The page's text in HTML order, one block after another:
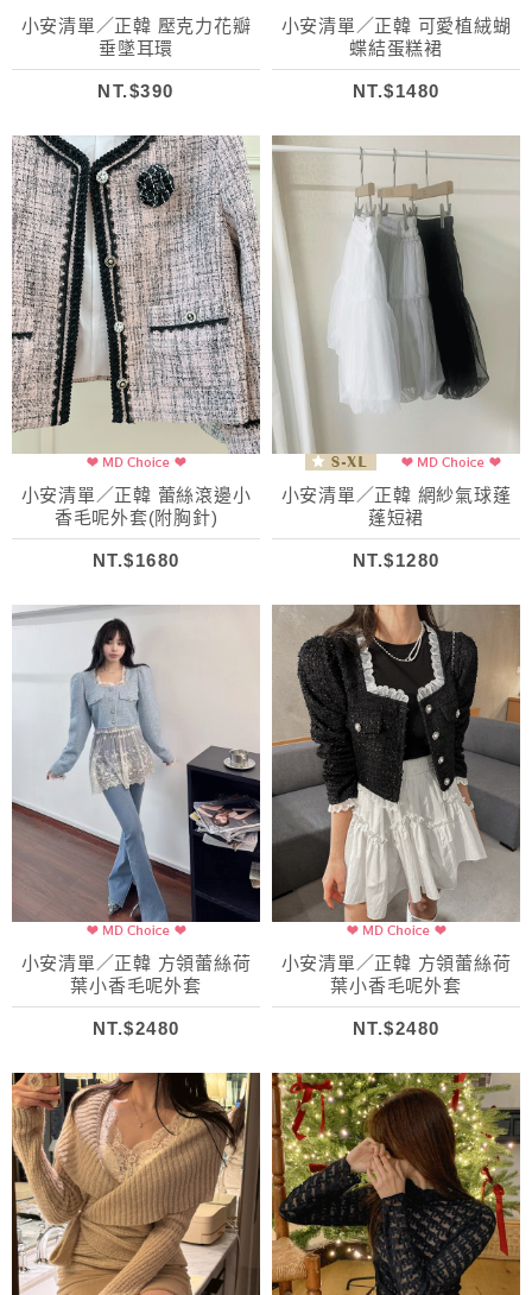
小安清單／正韓 壓克力花瓣
垂墜耳環
NT.$390
小安清單／正韓 可愛植絨蝴
蝶結蛋糕裙
NT.$1480
小安清單／正韓 蕾絲滾邊小
香毛呢外套(附胸針)
NT.$1680
小安清單／正韓 網紗氣球蓬
蓬短裙
NT.$1280
小安清單／正韓 方領蕾絲荷
葉小香毛呢外套
NT.$2480
小安清單／正韓 方領蕾絲荷
葉小香毛呢外套
NT.$2480